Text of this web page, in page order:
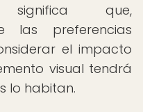
significa que,
las preferencias
el impacto
visual tendrá
lo habitan.